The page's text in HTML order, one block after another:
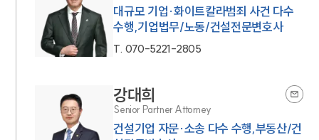
대규모 기업·화이트칼라범죄 사건 다수
수행,기업법무/노동/건설전문변호사
T. 070-5221-2805
강대희
Senior Partner Attorney
건설기업 자문·소송 다수 수행,부동산/건